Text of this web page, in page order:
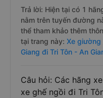
Trả lời: Hiện tại có 1
nằm trên tuyến đường
thể tham khảo thêm
tại trang này: Xe giường
Giang đi Tri Tôn - An
Câu hỏi: Các hãng
xe ghế ngồi đi Tri